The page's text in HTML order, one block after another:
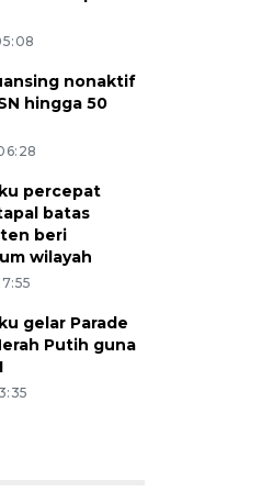
nonaktif
hingga 50
percepat
batas
beri
wilayah
gelar Parade
Putih guna